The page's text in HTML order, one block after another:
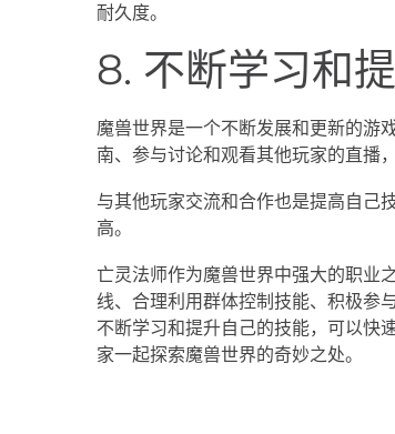
耐久度。
8. 不断学习和
魔兽世界是一个不断发展和更新的游
南、参与讨论和观看其他玩家的直播
与其他玩家交流和合作也是提高自己
高。
亡灵法师作为魔兽世界中强大的职业
线、合理利用群体控制技能、积极参
不断学习和提升自己的技能，可以快
家一起探索魔兽世界的奇妙之处。